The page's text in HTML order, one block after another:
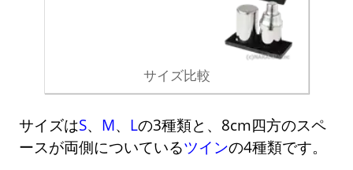
サイズ比較
サイズはS、 M、 Lの3種類と、8cm四方のスペ
ースが両側についているツインの4種類です。